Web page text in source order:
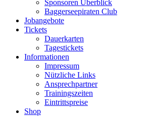
Sponsoren Überblick
Baggerseepiraten Club
Jobangebote
Tickets
Dauerkarten
Tagestickets
Informationen
Impressum
Nützliche Links
Ansprechpartner
Trainingszeiten
Eintrittspreise
Shop